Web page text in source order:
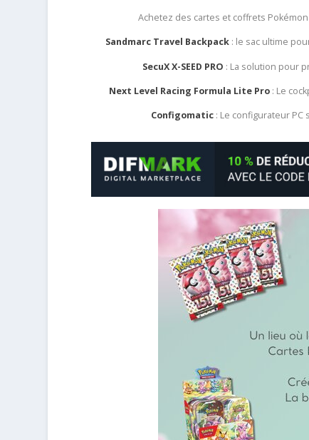
Achetez des cartes et coffrets
Sandmarc Travel Backpack: le sac ultime
SecuX X-SEED PRO : La solution pour
Next Level Racing Formula Lite Pro: Le
Configomatic : Le configurateur